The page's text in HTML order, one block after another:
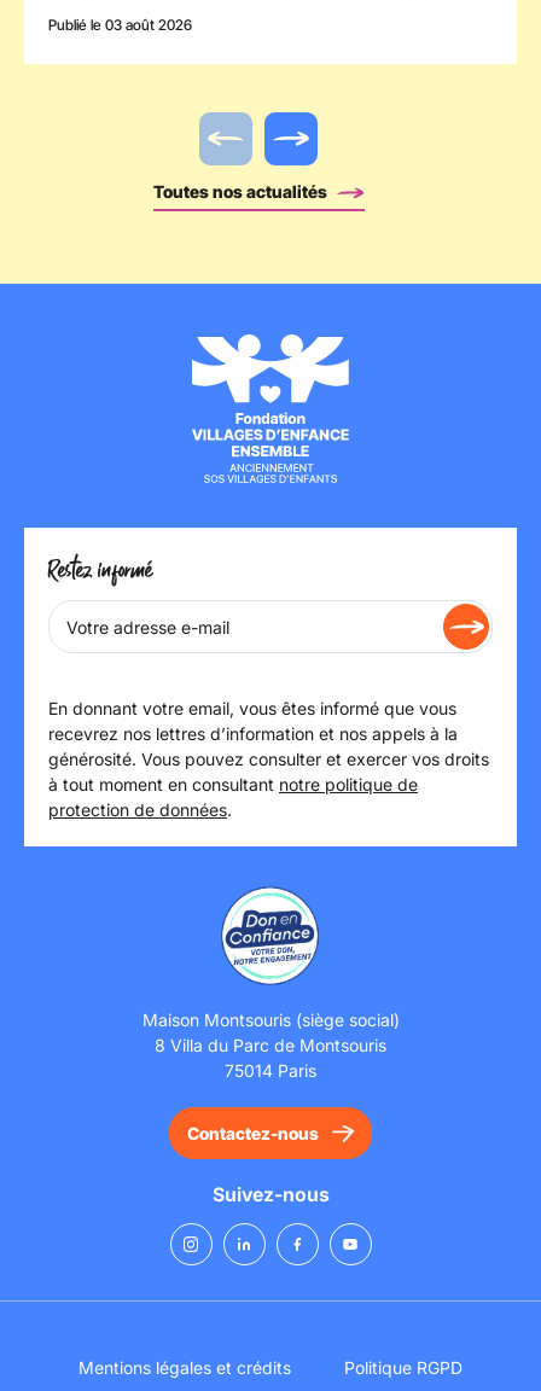
l’enfance en s’implantant dans le département du
Publié le 03 août 2026
Actualité précédente
Actualité suivante
Toutes nos actualités
Restez informé
En donnant votre email, vous êtes informé que vous
recevrez nos lettres d’information et nos appels à la
générosité. Vous pouvez consulter et exercer vos droits
à tout moment en consultant notre politique de
protection de données.
Maison Montsouris (siège social)
8 Villa du Parc de Montsouris
75014 Paris
Contactez-nous
Suivez-nous
Mentions légales et crédits Politique RGPD